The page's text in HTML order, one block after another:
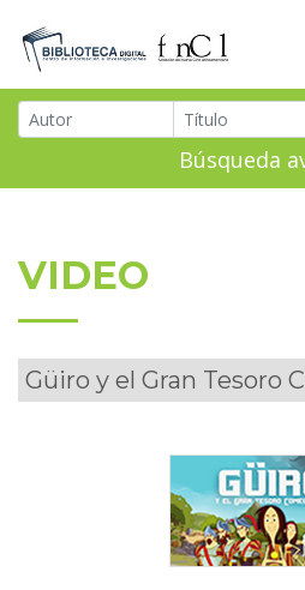
Búsqueda
VIDEO
Güiro y el Gran Tesoro